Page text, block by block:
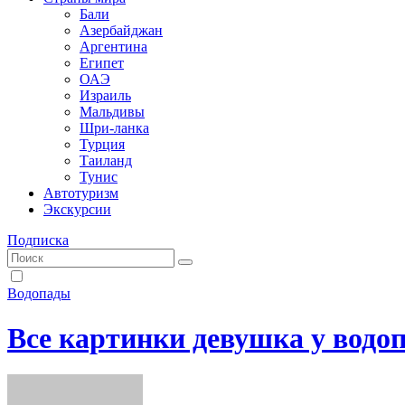
Бали
Азербайджан
Аргентина
Египет
ОАЭ
Израиль
Мальдивы
Шри-ланка
Турция
Таиланд
Тунис
Автотуризм
Экскурсии
Подписка
Водопады
Все картинки девушка у